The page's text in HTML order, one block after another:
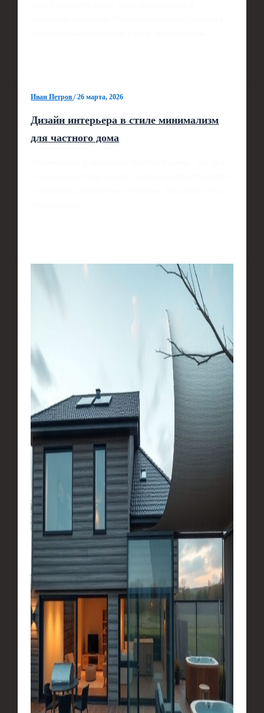
Иван Петров/26 марта, 2026
Дизайн интерьера в стиле минимализм
для частного дома